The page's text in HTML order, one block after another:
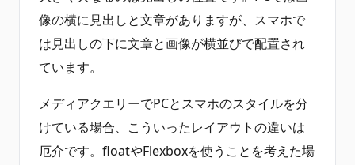
像の横に見出しと文章がありますが、スマホで
は見出しの下に文章と画像が横並びで配置され
ています。
メディアクエリーでPCとスマホのスタイルを分
けている場合、こういったレイアウトの違いは
厄介です。floatやFlexboxを使うことを考えた場